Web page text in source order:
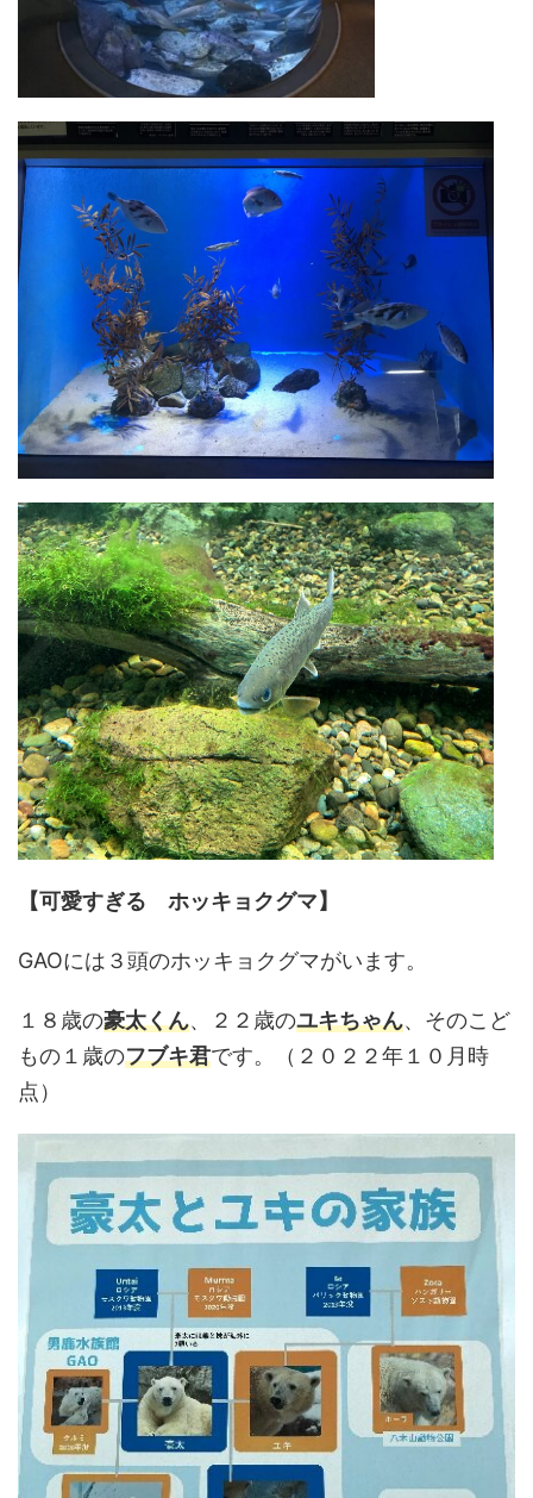
【可愛すぎる ホッキョクグマ】
GAOには３頭のホッキョクグマがいます。
１８歳の豪太くん、２２歳のユキちゃん、そのこど
もの１歳のフブキ君です。（２０２２年１０月時
点）